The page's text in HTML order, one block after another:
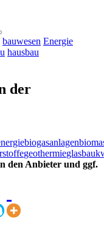
bauwesen Energie
hausbau
der
biogasanlagen
geothermieglasbau
den Anbieter und ggf.